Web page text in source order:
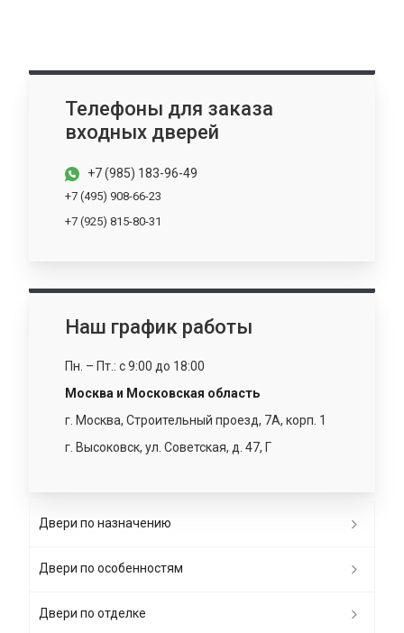
Телефоны для заказа
входных дверей
+7 (985) 183-96-49
+7 (495) 908-66-23
+7 (925) 815-80-31
Наш график работы
Пн. – Пт.: с 9:00 до 18:00
Москва и Московская область
г. Москва, Строительный проезд, 7А, корп. 1
г. Высоковск, ул. Советская, д. 47, Г
Двери по назначению
Двери по особенностям
Двери по отделке